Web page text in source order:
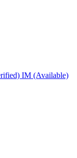
IM (Available)